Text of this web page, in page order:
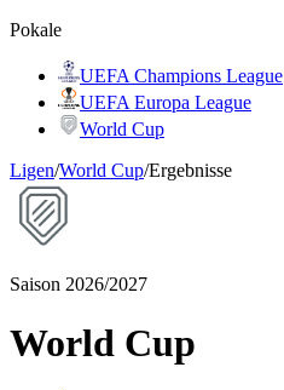
Pokale
UEFA Champions League
UEFA Europa League
World Cup
Ligen/World Cup/Ergebnisse
Saison 2026/2027
World Cup